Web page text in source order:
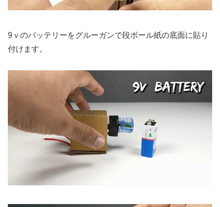
9ｖのバッテリーをグルーガンで段ボール紙の底面に貼り
付けます。